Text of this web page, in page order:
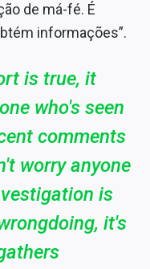
de má-fé. É
informações”.
is true, it
who's seen
comments
worry anyone
is
it's